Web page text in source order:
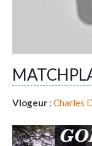
Vlogeur : Charles